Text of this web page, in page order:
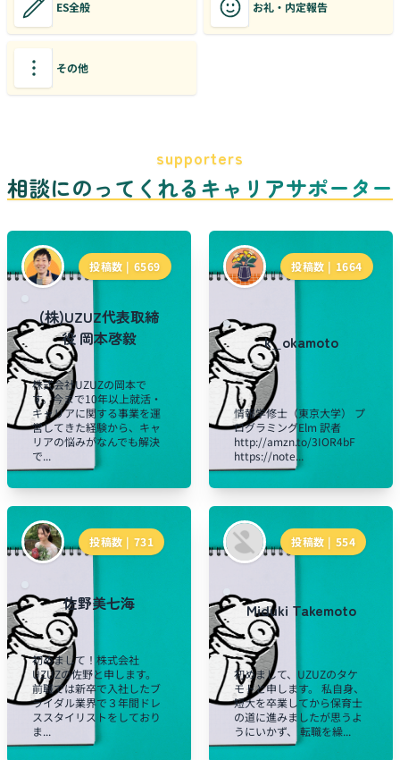
ES全般 お礼・内定報告
その他
supporters
相談にのってくれるキャリアサポーター
投稿数 | 6569
(株)UZUZ代表取締
役 岡本啓毅
株式会社UZUZの岡本で
す。今まで10年以上就活・
キャリアに関する事業を運
営してきた経験から、キャ
リアの悩みがなんでも解決
で...
投稿数 | 1664
k_okamoto
情報学修士（東京大学） プ
ログラミングElm 訳者
http://amzn.to/3IOR4bF
https://note...
投稿数 | 731
佐野美七海
初めまして！株式会社
UZUZの佐野と申します。
前職では新卒で入社したブ
ライダル業界で３年間ドレ
ススタイリストをしており
ま...
投稿数 | 554
Miduki Takemoto
初めまして、UZUZのタケ
モトと申します。 私自身、
短大を卒業してから保育士
の道に進みましたが思うよ
うにいかず、 転職を繰...